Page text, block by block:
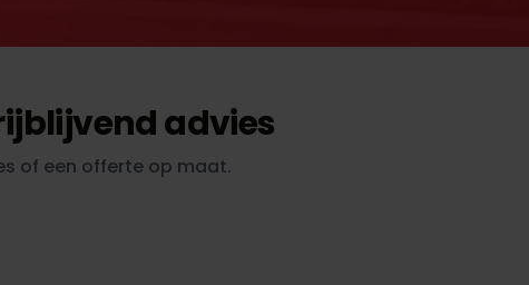
advies
of een offerte op maat.